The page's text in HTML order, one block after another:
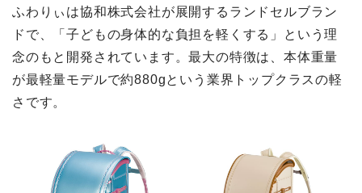
ふわりぃは協和株式会社が展開するランドセルブラン
ドで、「子どもの身体的な負担を軽くする」という理
念のもと開発されています。最大の特徴は、本体重量
が最軽量モデルで約880gという業界トップクラスの軽
さです。